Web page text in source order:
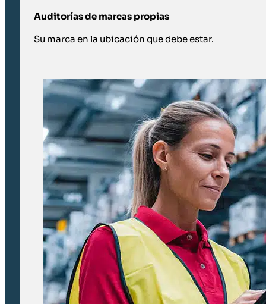
Auditorías de marcas propias
Su marca en la ubicación que debe estar.